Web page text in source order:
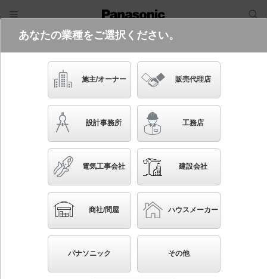
電気・建築設備（ビジネス）
フリーワード
品番・キーワード
かんたん照度計算
NSN61242W
(電源100形調光LD9との組み合わせ
（別売）)
天井埋込型 LED（白色） ユニバーサルダウンライ
ト J12V50形（35W）器具相当・浅型10H・ビーム角60
度・拡散タイプ 調光タイプ（ライコン別売）／埋込穴
φ100 12Vミニハロゲン電球50形1灯器具相当 LED 100
あなたの業種をご選択ください。
施主/オーナー 販売代理店
設計事務所 工務店
電気工事会社 建設会社
商社/問屋 ハウスメーカー
パナソニック その他